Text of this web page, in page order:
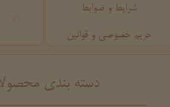
​دسته بندی
حریم خصوصی و قوانین
شرایط و ضوابط